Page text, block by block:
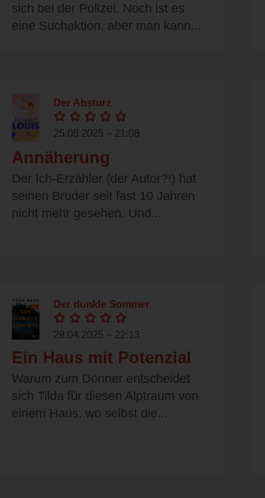
sich bei der Polizei. Noch ist es
eine Suchaktion, aber man kann...
Der Absturz
25.08.2025 – 21:08
Annäherung
Der Ich-Erzähler (der Autor?!) hat
seinen Bruder seit fast 10 Jahren
nicht mehr gesehen. Und...
Der dunkle Sommer
28.04.2025 – 22:13
Ein Haus mit Potenzial
Warum zum Donner entscheidet
sich Tilda für diesen Alptraum von
einem Haus, wo selbst die...